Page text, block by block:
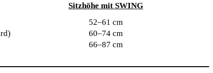
Sitzhöhe mit SWING
52–61 cm
60–74 cm
66–87 cm